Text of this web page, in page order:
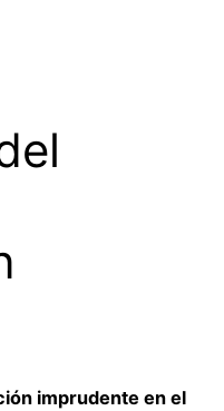
imprudente en el